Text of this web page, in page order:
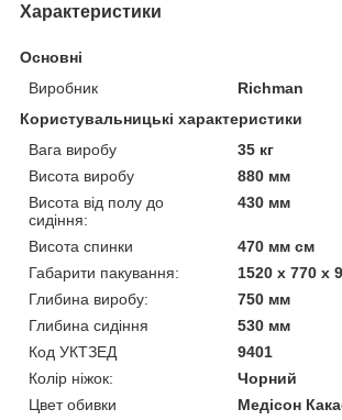
Характеристики
Основні
Виробник
Richman
Користувальницькі характеристики
Вага виробу
35 кг
Висота виробу
880 мм
Висота від полу до
сидіння:
430 мм
Висота спинки
470 мм см
Габарити пакування:
1520 x 770 x
Глибина виробу:
750 мм
Глибина сидіння
530 мм
Код УКТЗЕД
9401
Колір ніжок:
Чорний
Цвет обивки
Медісон